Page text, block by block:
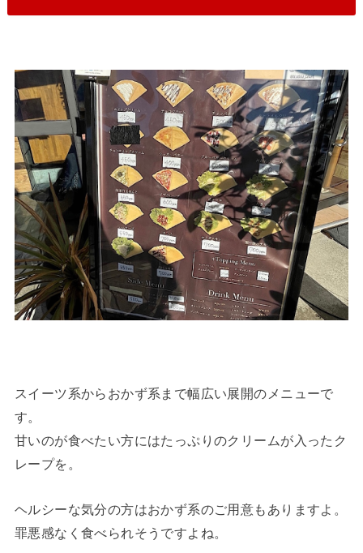
スイーツ系からおかず系まで幅広い展開のメニューで
す。
甘いのが食べたい方にはたっぷりのクリームが入ったク
レープを。
ヘルシーな気分の方はおかず系のご用意もありますよ。
罪悪感なく食べられそうですよね。